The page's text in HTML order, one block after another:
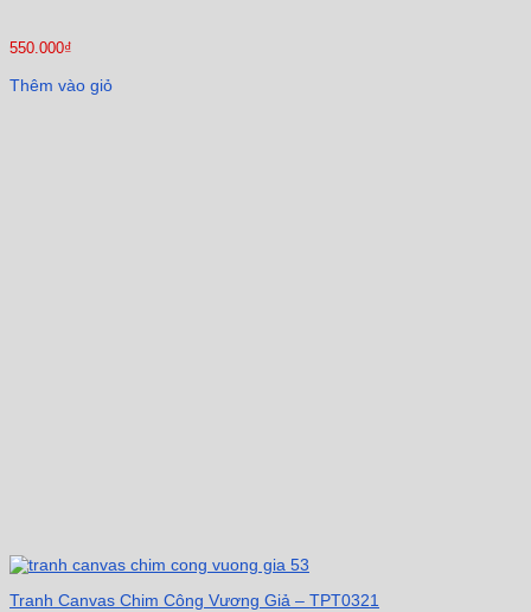
550.000₫
Thêm vào giỏ
Tranh Canvas Chim Công Vương Giả – TPT0321